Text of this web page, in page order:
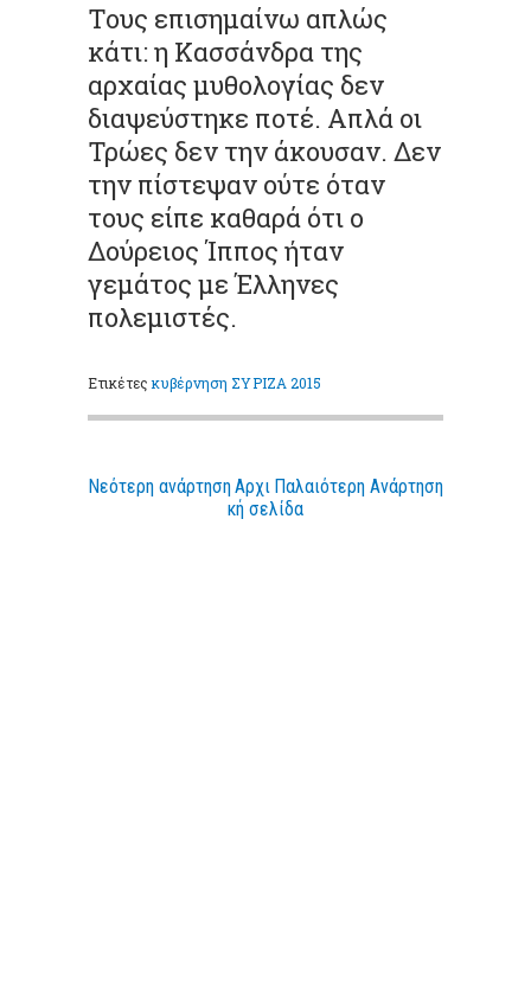
Τους επισημαίνω απλώς
κάτι: η Κασσάνδρα της
αρχαίας μυθολογίας δεν
διαψεύστηκε ποτέ. Απλά οι
Τρώες δεν την άκουσαν. Δεν
την πίστεψαν ούτε όταν
τους είπε καθαρά ότι ο
Δούρειος Ίππος ήταν
γεμάτος με Έλληνες
πολεμιστές.
Ετικέτεςκυβέρνηση ΣΥΡΙΖΑ 2015
Νεότερη ανάρτηση Παλαιότερη Ανάρτηση
Αρχι
κή σελίδα